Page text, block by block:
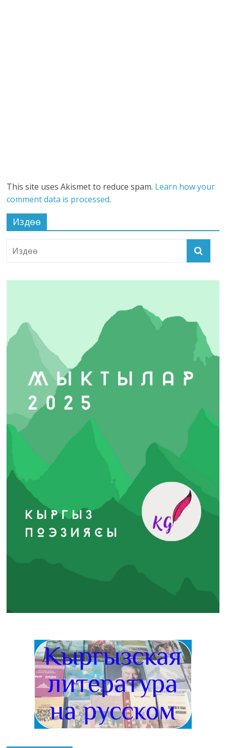
This site uses Akismet to reduce spam. Learn how your
comment data is processed.
Издөө